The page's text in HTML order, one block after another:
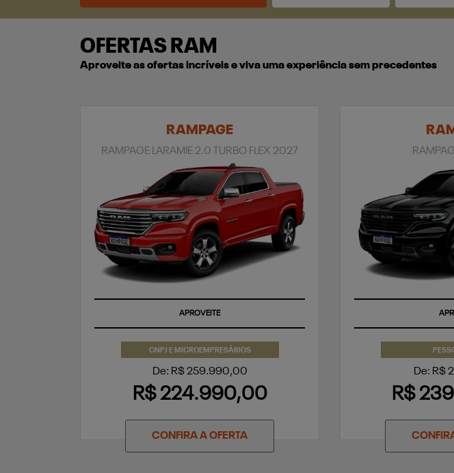
OFERTAS RAM
Aproveite as ofertas incríveis e viva uma experiência sem precedentes
RAMPAGE
RAMPAGE LARAMIE 2.0 TURBO FLEX 2027
APROVEITE
CNPJ E MICROEMPRESÁRIOS
De: R$ 259.990,00
R$ 224.990,00
CONFIRA A OFERTA
De: R$
R$